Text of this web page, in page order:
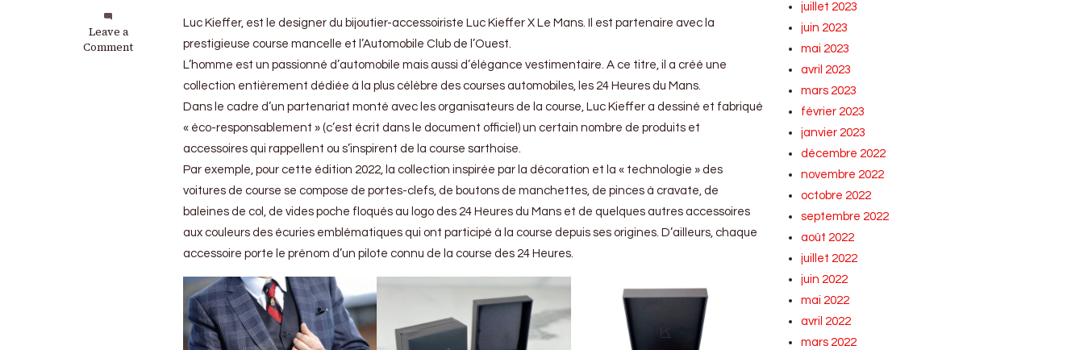
Leave a
Comment
on
Luc
Luc Kieffer, est le designer du bijoutier-accessoiriste Luc Kieffer X Le Mans. Il est partenaire avec la
prestigieuse course mancelle et l’Automobile Club de l’Ouest.
L’homme est un passionné d’automobile mais aussi d’élégance vestimentaire. A ce titre, il a créé une
collection entièrement dédiée à la plus célèbre des courses automobiles, les 24 Heures du Mans.
Dans le cadre d’un partenariat monté avec les organisateurs de la course, Luc Kieffer a dessiné et fabriqué
« éco-responsablement » (c’est écrit dans le document officiel) un certain nombre de produits et
accessoires qui rappellent ou s’inspirent de la course sarthoise.
Par exemple, pour cette édition 2022, la collection inspirée par la décoration et la « technologie » des
voitures de course se compose de portes-clefs, de boutons de manchettes, de pinces à cravate, de
baleines de col, de vides poche floqués au logo des 24 Heures du Mans et de quelques autres accessoires
aux couleurs des écuries emblématiques qui ont participé à la course depuis ses origines. D’ailleurs, chaque
accessoire porte le prénom d’un pilote connu de la course des 24 Heures.
juillet 2023
juin 2023
mai 2023
avril 2023
mars 2023
février 2023
janvier 2023
décembre 2022
novembre 2022
octobre 2022
septembre 2022
août 2022
juillet 2022
juin 2022
mai 2022
avril 2022
mars 2022